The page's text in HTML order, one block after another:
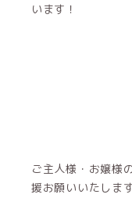
います！
ご主人様・お嬢様
援お願いいたしま